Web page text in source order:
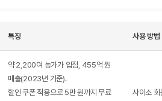
특징 사용 방법
약 2,200여 농가가 입점, 455억 원
매출(2023년 기준).
할인 쿠폰 적용으로 5만 원까지 무료
사이소 회